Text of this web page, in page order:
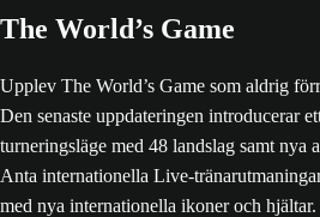
The World’s Game
Upplev The World’s Game som aldrig
Den senaste uppdateringen introducerar
turneringsläge med 48 landslag samt nya
Anta internationella Live-
med nya internationella ikoner och hjältar.